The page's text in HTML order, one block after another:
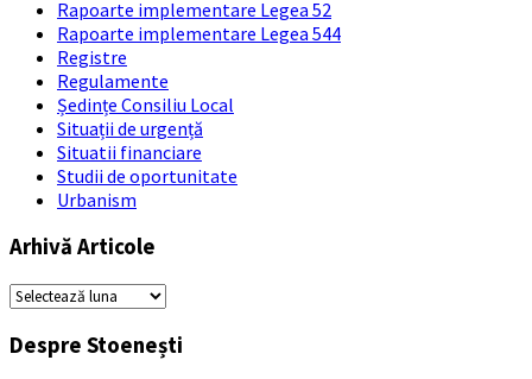
Rapoarte implementare Legea 52
Rapoarte implementare Legea 544
Registre
Regulamente
Ședințe Consiliu Local
Situații de urgență
Situatii financiare
Studii de oportunitate
Urbanism
Arhivă Articole
Arhivă
Despre Stoenești